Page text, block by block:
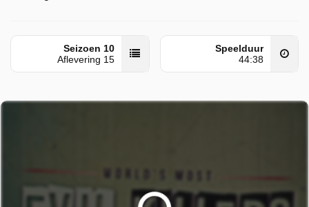
Seizoen 10
Aflevering 15
Speelduur
44:38